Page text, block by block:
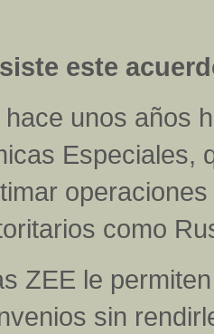
este
unos años
Especiales,
como
ZEE le
sin